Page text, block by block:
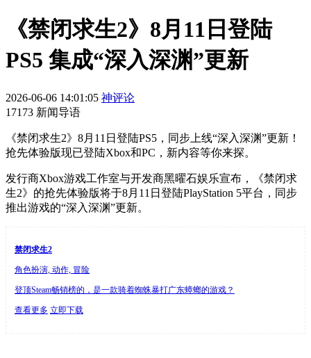
《禁闭求生2》8月11日登陆
PS5 集成“深入深渊”更新
2026-06-06 14:01:05 神评论
17173 新闻导语
《禁闭求生2》8月11日登陆PS5，同步上线“深入深渊”更新！
抢先体验版现已登陆Xbox和PC，新内容等你来探。
发行商Xbox游戏工作室与开发商黑曜石娱乐宣布，《禁闭求
生2》的抢先体验版将于8月11日登陆PlayStation 5平台，同步
推出游戏的“深入深渊”更新。
禁闭求生2
角色扮演, 动作, 冒险
登顶Steam畅销榜的，是一款骑着蜘蛛暴打广东蟑螂的游戏？
查看更多 立即下载